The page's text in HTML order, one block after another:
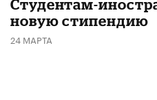
Студентам-
новую стипендию
24 МАРТА